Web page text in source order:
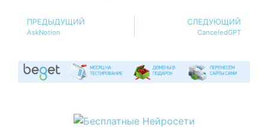
ПРЕДЫДУЩИЙ
AskNotion
СЛЕДУЮЩИЙ
CanceledGPT